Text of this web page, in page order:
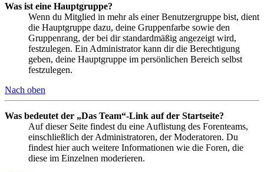
Was ist eine Hauptgruppe?
Wenn du Mitglied in mehr als einer Benutzergruppe bist, dient
die Hauptgruppe dazu, deine Gruppenfarbe sowie den
Gruppenrang, der bei dir standardmäßig angezeigt wird,
festzulegen. Ein Administrator kann dir die Berechtigung
geben, deine Hauptgruppe im persönlichen Bereich selbst
festzulegen.
Nach oben
Was bedeutet der „Das Team“-Link auf der Startseite?
Auf dieser Seite findest du eine Auflistung des Forenteams,
einschließlich der Administratoren, der Moderatoren. Du
findest hier auch weitere Informationen wie die Foren, die
diese im Einzelnen moderieren.